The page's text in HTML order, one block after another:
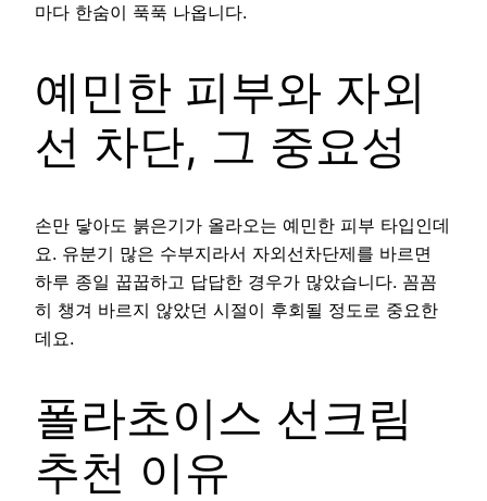
마다 한숨이 푹푹 나옵니다.
예민한 피부와 자외
선 차단, 그 중요성
손만 닿아도 붉은기가 올라오는 예민한 피부 타입인데
요. 유분기 많은 수부지라서 자외선차단제를 바르면
하루 종일 꿉꿉하고 답답한 경우가 많았습니다. 꼼꼼
히 챙겨 바르지 않았던 시절이 후회될 정도로 중요한
데요.
폴라초이스 선크림
추천 이유